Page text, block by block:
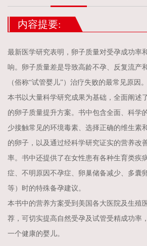
内容提要:
最新医学研究表明，卵子质量对受孕成功率
响。卵子质量差是导致高龄不孕、反复流产
（俗称“试管婴儿”）治疗失败的最常见原因。
本书以大量科学研究成果为基础，全面阐述
的卵子质量提升方案。书中包含全面、科学
少接触常见的环境毒素、选择正确的维生素
的卵子，以及通过经科学研究证实的营养改
率。书中还提供了在女性患有各种生育类疾
症、不明原因不孕症、卵巢储备减少、多囊
等）时的特殊备孕建议。
本书中的营养方案受到美国各大医院及生殖
荐，可切实提高自然受孕及试管受精成功率
一个健康的婴儿。